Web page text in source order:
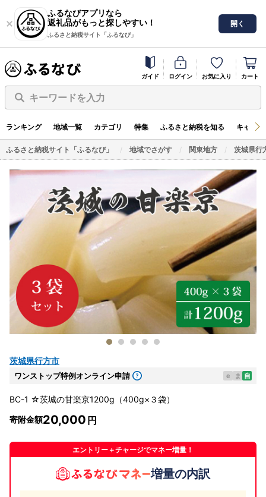
ふるなびアプリなら
返礼品がもっと探しやすい！
ふるさと納税サイト「ふるなび」
開く
ガイド ログイン お気に入り カート
キーワードを入力
ランキング 地域一覧 カテゴリ 特集 ふるさと納税を知る キャン
ふるさと納税サイト「ふるなび」 地域でさがす 関東地方 茨城県行
茨城県行方市
ワンストップ特例オンライン申請 e ま 自
BC-1 ☆茨城の甘楽京1200g（400g×３袋）
寄附金額20,000
エントリー＋チャージでマネー増量！
増量の内訳